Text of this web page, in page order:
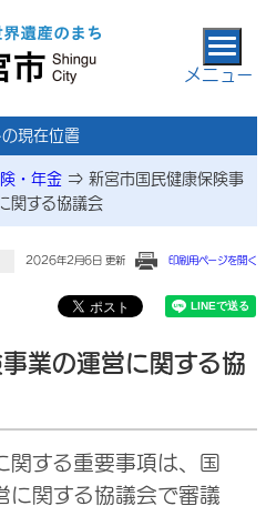
メニュー
現在位置
・年金 ⇒ 新宮市国民健康保険事
関する協議会
2026年2月6日 更新 印刷用ページを開く
業の運営に関する協
関する重要事項は、国
に関する協議会で審議